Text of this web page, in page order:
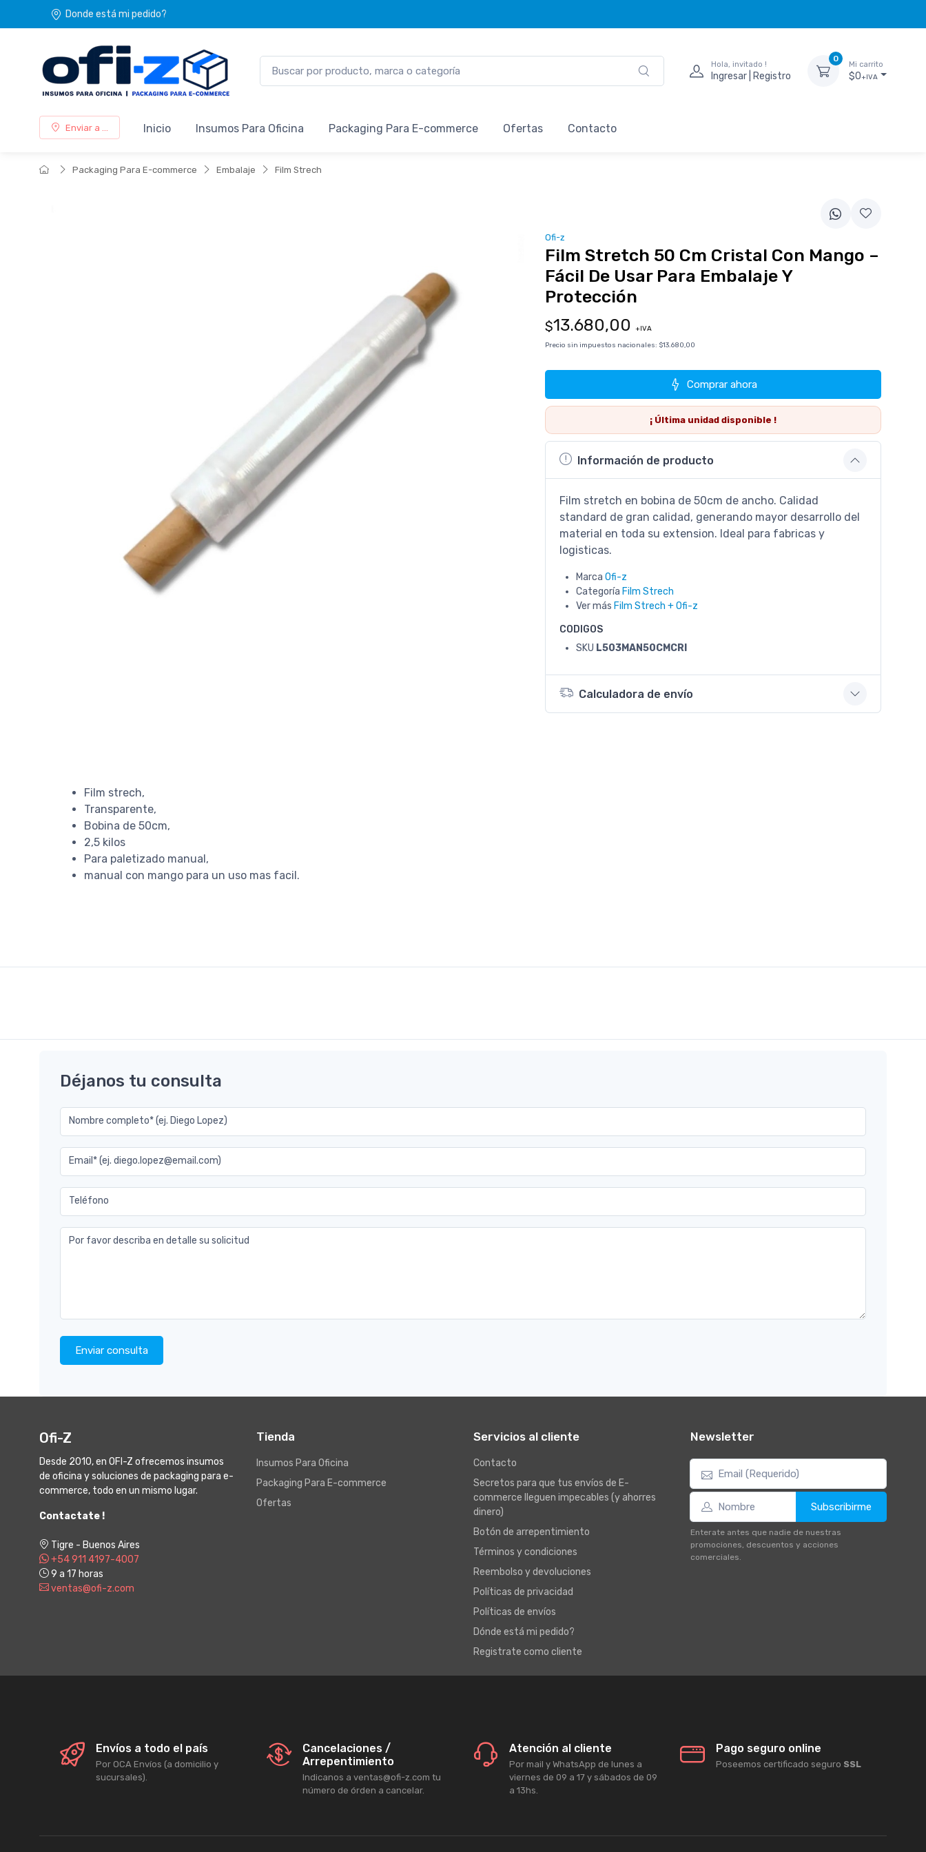
Donde está mi pedido?
Hola, invitado !
Ingresar | Registro
0
Mi carrito
$0+IVA
Enviar a ... Inicio Insumos Para Oficina Packaging Para E-commerce Ofertas Contacto
Packaging Para E-commerce Embalaje Film Strech
Ofi-z
Film Stretch 50 Cm Cristal Con Mango –
Fácil De Usar Para Embalaje Y
Protección
$13.680,00
+IVA
Precio sin impuestos nacionales: $13.680,00
Comprar ahora
¡ Última unidaddisponible !
Información de producto
Film stretch en bobina de 50cm de ancho. Calidad
standard de gran calidad, generando mayor desarrollo del
material en toda su extension. Ideal para fabricas y
logisticas.
Marca Ofi-z
Categoría Film Strech
Ver más Film Strech + Ofi-z
CODIGOS
SKU L503MAN50CMCRI
Calculadora de envío
Film strech,
Transparente,
Bobina de 50cm,
2,5 kilos
Para paletizado manual,
manual con mango para un uso mas facil.
Déjanos tu consulta
Nombre completo* (ej. Diego Lopez)
Email* (ej. diego.lopez@email.com)
Teléfono
Por favor describa en detalle su solicitud
Enviar consulta
Ofi-Z
Desde 2010, en OFI-Z ofrecemos insumos
de oficina y soluciones de packaging para e-
commerce, todo en un mismo lugar.
Contactate !
Tigre - Buenos Aires
+54 911 4197-4007
9 a 17 horas
ventas@ofi-z.com
Tienda
Insumos Para Oficina
Packaging Para E-commerce
Ofertas
Servicios al cliente
Contacto
Secretos para que tus envíos de E-
commerce lleguen impecables (y ahorres
dinero)
Botón de arrepentimiento
Términos y condiciones
Reembolso y devoluciones
Políticas de privacidad
Políticas de envíos
Dónde está mi pedido?
Registrate como cliente
Newsletter
Subscribirme
Enterate antes que nadie de nuestras
promociones, descuentos y acciones
comerciales.
Envíos a todo el país
Por OCA Envíos (a domicilio y
sucursales).
Cancelaciones /
Arrepentimiento
Indicanos a ventas@ofi-z.com tu
número de órden a cancelar.
Atención al cliente
Por mail y WhatsApp de lunes a
viernes de 09 a 17 y sábados de 09
a 13hs.
Pago seguro online
Poseemos certificado seguro SSL